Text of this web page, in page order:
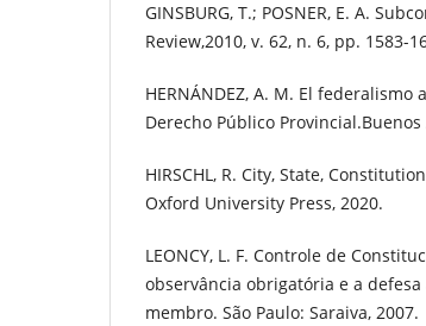
GINSBURG, T.; POSNER, E. A.
Review,2010, v. 62, n. 6, pp. 1583-
HERNÁNDEZ, A. M. El federalismo
Derecho Público
HIRSCHL, R. City, State,
Oxford University Press, 2020.
LEONCY, L. F. Controle de
observância obrigatória e a
membro. São Paulo: Saraiva, 2007.